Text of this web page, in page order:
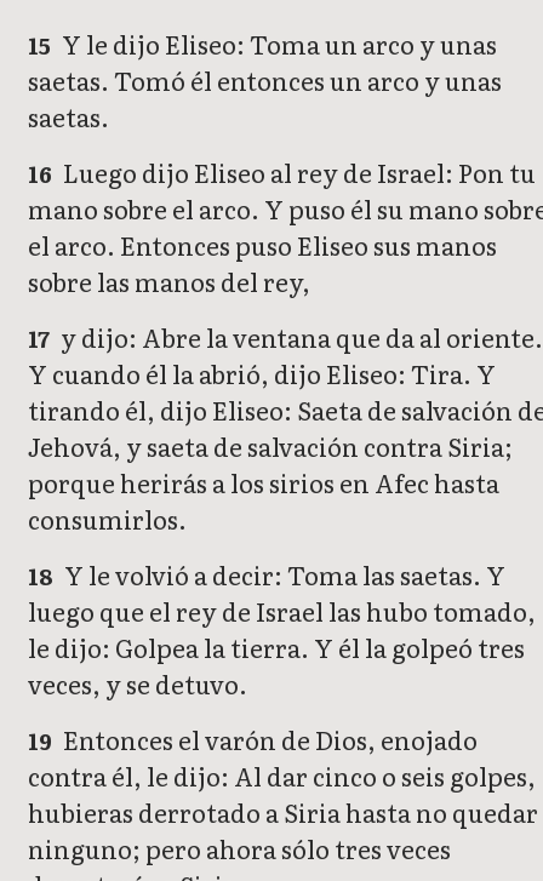
15 Y le dijo Eliseo: Toma un arco y unas
saetas. Tomó él entonces un arco y unas
saetas.
16 Luego dijo Eliseo al rey de Israel: Pon tu
mano sobre el arco. Y puso él su mano
el arco. Entonces puso Eliseo sus manos
sobre las manos del rey,
17 y dijo: Abre la ventana que da al oriente.
Y cuando él la abrió, dijo Eliseo: Tira. Y
tirando él, dijo Eliseo: Saeta de salvación
Jehová, y saeta de salvación contra Siria;
porque herirás a los sirios en Afec hasta
consumirlos.
18 Y le volvió a decir: Toma las saetas. Y
luego que el rey de Israel las hubo tomado,
le dijo: Golpea la tierra. Y él la golpeó tres
veces, y se detuvo.
19 Entonces el varón de Dios, enojado
contra él, le dijo: Al dar cinco o seis golpes,
hubieras derrotado a Siria hasta no quedar
ninguno; pero ahora sólo tres veces